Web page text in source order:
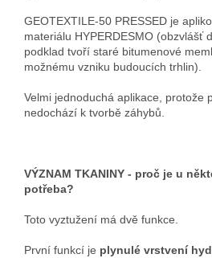
GEOTEXTILE-50 PRESSED je
materiálu HYPERDESMO (obzvlášť
podklad tvoří staré bitumenové
možnému vzniku budoucích trhlin).
Velmi jednoduchá aplikace, protože
nedochází k tvorbě záhybů.
VÝZNAM TKANINY - proč je u
potřeba?
Toto vyztužení má dvě funkce.
První funkcí je plynulé vrstvení